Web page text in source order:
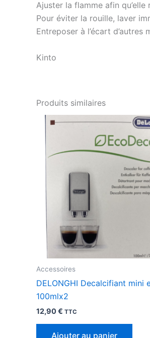
Ajuster la flamme afin
Pour éviter la rouille, laver
Entreposer à l’écart d’autres
Kinto
Produits similaires
Accessoires
DELONGHI Decalcifiant mini
100mlx2
12,90€ TTC
Ajouter au panier